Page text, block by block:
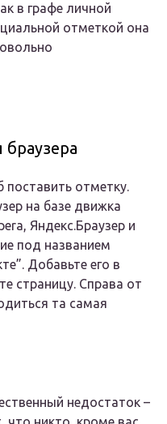
в графе личной
отметкой она
отметку.
на базе движка
Яндекс.Браузер и
под названием
Добавьте его в
страницу. Справа от
та самая
недостаток –